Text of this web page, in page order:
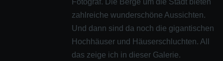
Fotograf. Die Berge um die Stadt bieten
zahlreiche wunderschöne Aussichten.
Und dann sind da noch die gigantischen
Hochhäuser und Häuserschluchten. All
das zeige ich in dieser Galerie.